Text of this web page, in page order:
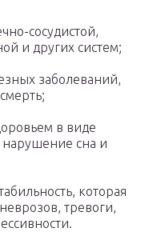
сосудистой,
и других систем;
заболеваний,
в виде
сна и
которая
тревоги,